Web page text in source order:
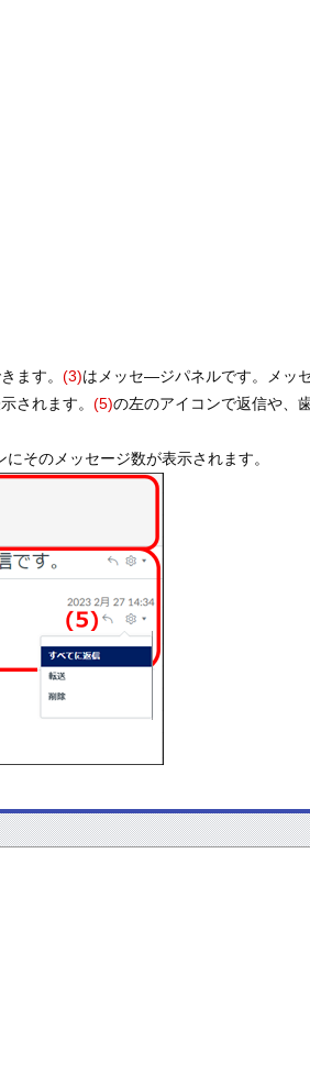
ます。(3)はメッセ―ジパネルです。メッ
されます。(5)の左のアイコンで返信や、
そのメッセージ数が表示されます。